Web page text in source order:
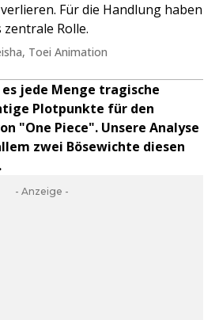
Für die Handlung haben
Rolle.
Toei Animation
jede Menge tragische
Plotpunkte für den
"One Piece". Unsere Analyse
zwei Bösewichte diesen
- Anzeige -